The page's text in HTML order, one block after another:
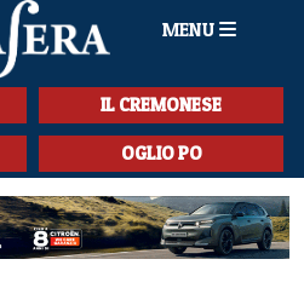
MENU
IL CREMONESE
OGLIO PO